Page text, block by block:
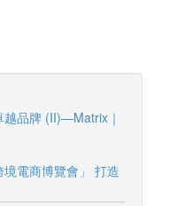
越品牌 (II)—Matrix｜
電商博覽會」 打造